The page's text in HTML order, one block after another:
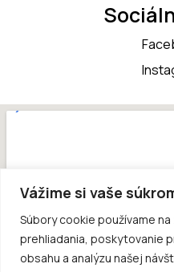
Vážime si vaše
Súbory cookie používame
prehliadania, poskytovanie
obsahu a analýzu našej